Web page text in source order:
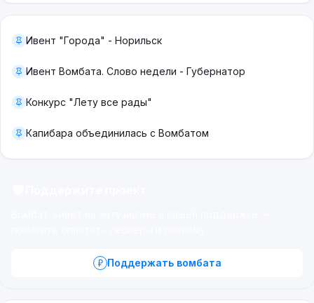
Ивент "Города" - Норильск
Ивент Вомбата. Слово недели - Губернатор
Конкурс "Лету все рады"
Капибара объединилась с Вомбатом
Поддержать вомбата